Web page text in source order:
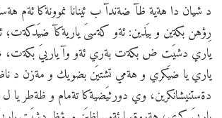
د شيان دا هةية ظآ ضةندآ ب ئينانا نموونةكا ئةم
رِؤهن بكةين و بيَذين: ئةو كةسىَ ياريةكآ ضيَدكةت؛
ياري دشيَت ض بكةت بةري ئةو وآ يارييَ بكةت،
ياري يا ضيَكري و هةمي تشتيَن بضويك و مةزن د
دةستنيشانكرين، وي دورثيَضيةكا تةمام و ظةطر يا